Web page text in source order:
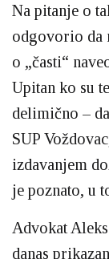
Na pitanje o
odgovorio da
o „časti“
Upitan ko su
delimično –
SUP
izdavanjem
je poznato, u
Advokat
danas